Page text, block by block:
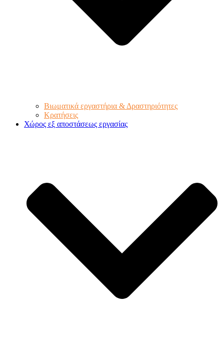
Βιωματικά εργαστήρια & Δραστηριότητες
Κρατήσεις
Χώρος εξ αποστάσεως εργασίας